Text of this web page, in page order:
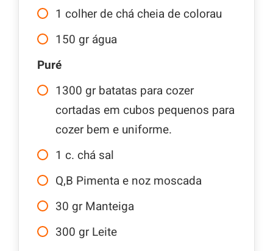
1 colher de chá cheia de colorau
150 gr água
Puré
1300 gr batatas para cozer
cortadas em cubos pequenos para
cozer bem e uniforme.
1 c. chá sal
Q,B Pimenta e noz moscada
30 gr Manteiga
300 gr Leite